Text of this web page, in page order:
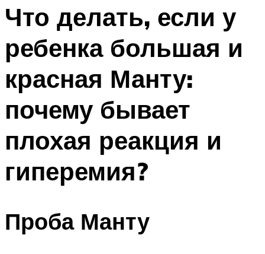
Что делать, если у
ребенка большая и
красная Манту:
почему бывает
плохая реакция и
гиперемия?
Проба Манту